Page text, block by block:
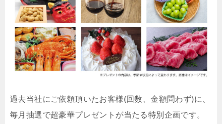
過去当社にご依頼頂いたお客様(回数、金額問わず)に、
毎月抽選で超豪華プレゼントが当たる特別企画です。